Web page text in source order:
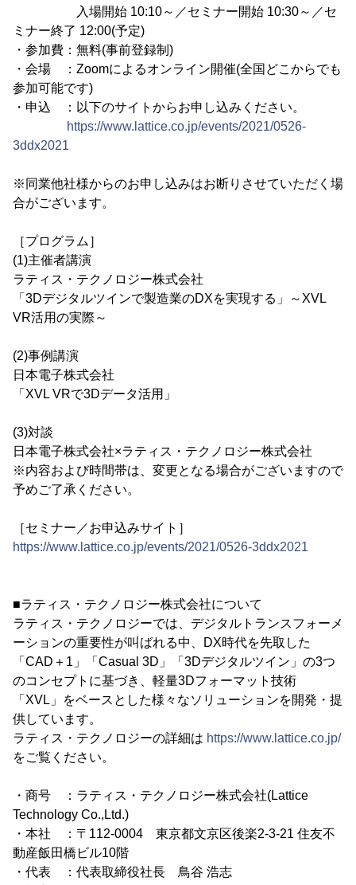
入場開始 10:10～／セミナー開始 10:30～／セ
ミナー終了 12:00(予定)
・参加費：無料(事前登録制)
・会場 ：Zoomによるオンライン開催(全国どこからでも
参加可能です)
・申込 ：以下のサイトからお申し込みください。
https://www.lattice.co.jp/events/2021/0526-
3ddx2021
※同業他社様からのお申し込みはお断りさせていただく場
合がございます。
［プログラム］
(1)主催者講演
ラティス・テクノロジー株式会社
「3Dデジタルツインで製造業のDXを実現する」～XVL
VR活用の実際～
(2)事例講演
日本電子株式会社
「XVL VRで3Dデータ活用」
(3)対談
日本電子株式会社×ラティス・テクノロジー株式会社
※内容および時間帯は、変更となる場合がございますので
予めご了承ください。
［セミナー／お申込みサイト］
https://www.lattice.co.jp/events/2021/0526-3ddx2021
■ラティス・テクノロジー株式会社について
ラティス・テクノロジーでは、デジタルトランスフォーメ
ーションの重要性が叫ばれる中、DX時代を先取した
「CAD＋1」「Casual 3D」「3Dデジタルツイン」の3つ
のコンセプトに基づき、軽量3Dフォーマット技術
「XVL」をベースとした様々なソリューションを開発・提
供しています。
ラティス・テクノロジーの詳細は https://www.lattice.co.jp/
をご覧ください。
・商号 ：ラティス・テクノロジー株式会社(Lattice
Technology Co.,Ltd.)
・本社 ：〒112-0004 東京都文京区後楽2-3-21 住友不
動産飯田橋ビル10階
・代表 ：代表取締役社長 鳥谷 浩志